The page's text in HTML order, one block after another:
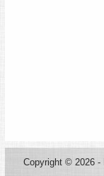
Copyright © 2026 -